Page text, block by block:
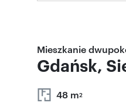
Mieszkanie
Gdańsk,
48 m2